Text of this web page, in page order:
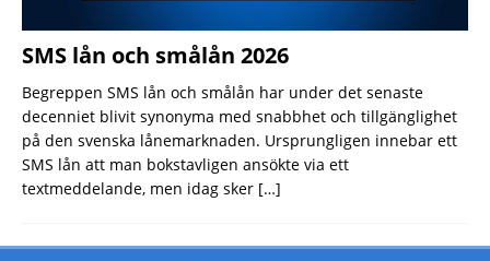
SMS lån och smålån 2026
Begreppen SMS lån och smålån har under det senaste
decenniet blivit synonyma med snabbhet och tillgänglighet
på den svenska lånemarknaden. Ursprungligen innebar ett
SMS lån att man bokstavligen ansökte via ett
textmeddelande, men idag sker […]